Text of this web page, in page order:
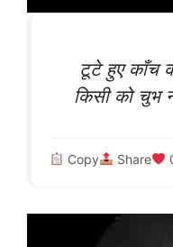
टूटे हुए काँच
किसी को चुभ
Copy Share